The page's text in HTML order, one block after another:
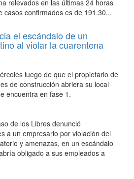
relevados en las últimas 24 horas
casos confirmados es de 191.30...
el escándalo de un
al violar la cuarentena
luego de que el propietario de
de construcción abriera su local
encuentra en fase 1.
de los Libres denunció
a un empresario por violación del
y amenazas, en un escándalo
obligado a sus empleados a